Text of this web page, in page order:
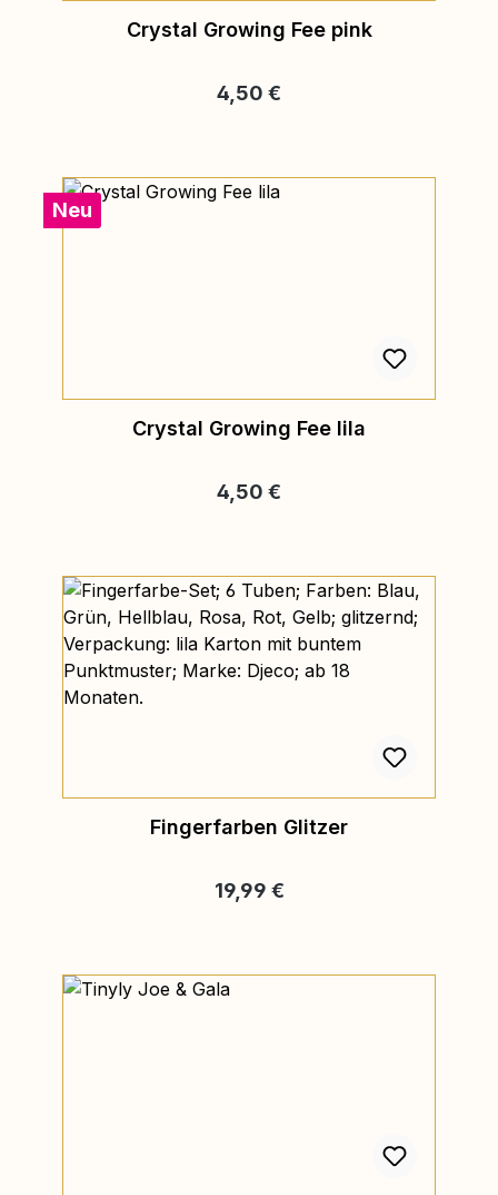
Crystal Growing Fee pink
Regulärer Preis:
4,50 €
Neu
Crystal Growing Fee lila
Regulärer Preis:
4,50 €
Fingerfarben Glitzer
Regulärer Preis:
19,99 €